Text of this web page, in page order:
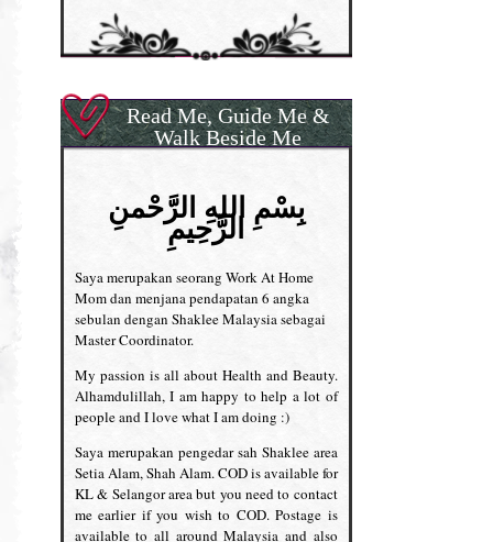
Read Me, Guide Me &
Walk Beside Me
بِسْمِ اللهِ الرَّحْمنِ
الرَّحِيمِ
Saya merupakan seorang Work At Home
Mom dan menjana pendapatan 6 angka
sebulan dengan Shaklee Malaysia sebagai
Master Coordinator.
My passion is all about Health and Beauty.
Alhamdulillah, I am happy to help a lot of
people and I love what I am doing :)
Saya merupakan pengedar sah Shaklee area
Setia Alam, Shah Alam. COD is available for
KL & Selangor area but you need to contact
me earlier if you wish to COD. Postage is
available to all around Malaysia and also